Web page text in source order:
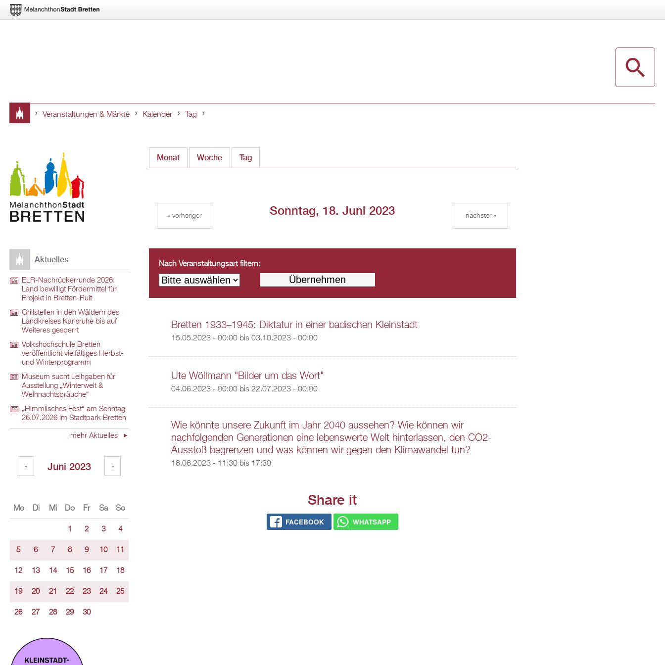
hier
Veranstaltungen & Märkte Kalender Tag
Monat Woche Tag(aktiver Reiter)
Sonntag, 18. Juni 2023
« vorheriger nächster »
Nach Veranstaltungsart filtern:
Bretten 1933–1945: Diktatur in einer badischen Kleinstadt
15.05.2023 - 00:00bis 03.10.2023 - 00:00
Ute Wöllmann "Bilder um das Wort"
04.06.2023 - 00:00bis 22.07.2023 - 00:00
Wie könnte unsere Zukunft im Jahr 2040 aussehen? Wie können wir
nachfolgenden Generationen eine lebenswerte Welt hinterlassen, den CO2-
Ausstoß begrenzen und was können wir gegen den Klimawandel tun?
18.06.2023 - 11:30bis 17:30
Share it
FACEBOOK WHATSAPP
Aktuelles
ELR-Nachrückerrunde 2026:
Land bewilligt Fördermittel für
Projekt in Bretten-Ruit
Grillstellen in den Wäldern des
Landkreises Karlsruhe bis auf
Weiteres gesperrt
Volkshochschule Bretten
veröffentlicht vielfältiges Herbst-
und Winterprogramm
Museum sucht Leihgaben für
Ausstellung „Winterwelt &
Weihnachtsbräuche“
„Himmlisches Fest“ am Sonntag
26.07.2026 im Stadtpark Bretten
mehr Aktuelles
Juni 2023
« »
Mo Di Mi Do Fr Sa So
1 2 3 4
5 6 7 8 9 10 11
12 13 14 15 16 17 18
19 20 21 22 23 24 25
26 27 28 29 30